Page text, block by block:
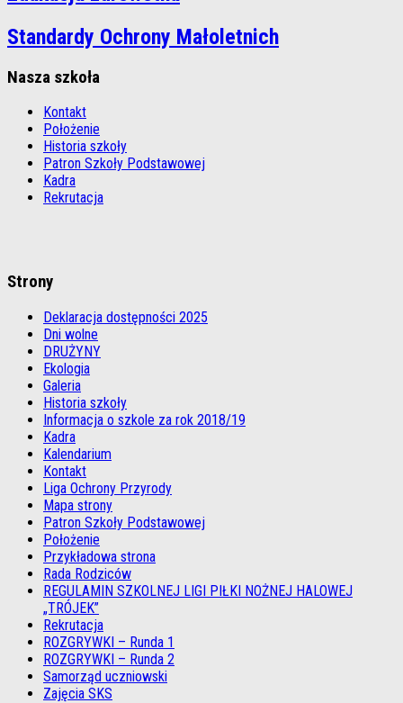
Standardy Ochrony Małoletnich
Nasza szkoła
Kontakt
Położenie
Historia szkoły
Patron Szkoły Podstawowej
Kadra
Rekrutacja
Strony
Deklaracja dostępności 2025
Dni wolne
DRUŻYNY
Ekologia
Galeria
Historia szkoły
Informacja o szkole za rok 2018/19
Kadra
Kalendarium
Kontakt
Liga Ochrony Przyrody
Mapa strony
Patron Szkoły Podstawowej
Położenie
Przykładowa strona
Rada Rodziców
REGULAMIN SZKOLNEJ LIGI PIŁKI NOŻNEJ HALOWEJ
„TRÓJEK”
Rekrutacja
ROZGRYWKI – Runda 1
ROZGRYWKI – Runda 2
Samorząd uczniowski
Zajęcia SKS